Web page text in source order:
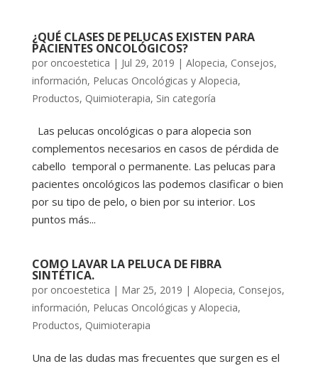
¿QUÉ CLASES DE PELUCAS EXISTEN PARA
PACIENTES ONCOLÓGICOS?
por oncoestetica | Jul 29, 2019 | Alopecia, Consejos,
información, Pelucas Oncológicas y Alopecia,
Productos, Quimioterapia, Sin categoría
Las pelucas oncológicas o para alopecia son
complementos necesarios en casos de pérdida de
cabello temporal o permanente. Las pelucas para
pacientes oncológicos las podemos clasificar o bien
por su tipo de pelo, o bien por su interior. Los
puntos más...
COMO LAVAR LA PELUCA DE FIBRA
SINTÉTICA.
por oncoestetica | Mar 25, 2019 | Alopecia, Consejos,
información, Pelucas Oncológicas y Alopecia,
Productos, Quimioterapia
Una de las dudas mas frecuentes que surgen es el